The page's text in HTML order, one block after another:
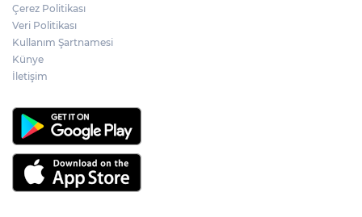
Çerez Politikası
Veri Politikası
Kullanım Şartnamesi
Künye
İletişim